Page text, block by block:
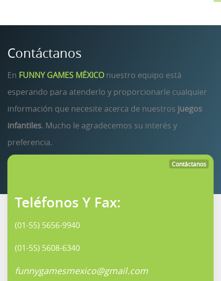
Contáctanos
En FUNNY GAMES MÉXICO nuestro equipo está
esperando para atenderlo y proporcionarle cualquier
información que necesite acerca de nuestros juegos
infantiles. Mucho le agradecemos su interés y
preferencia.
Contáctanos
Teléfonos Y Fax:
(01-55) 5656-9940
(01-55) 5608-6340
funnygamesmexico@gmail.com